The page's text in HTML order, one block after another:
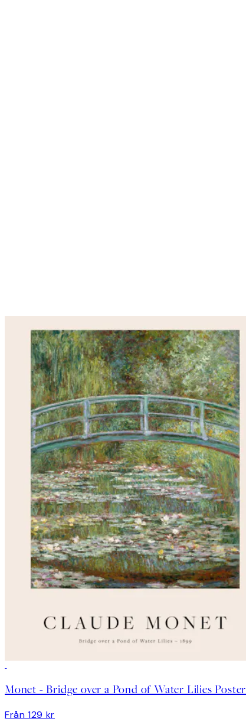
Monet - Bridge over a Pond of Water Lilies Poster
Från 129 kr